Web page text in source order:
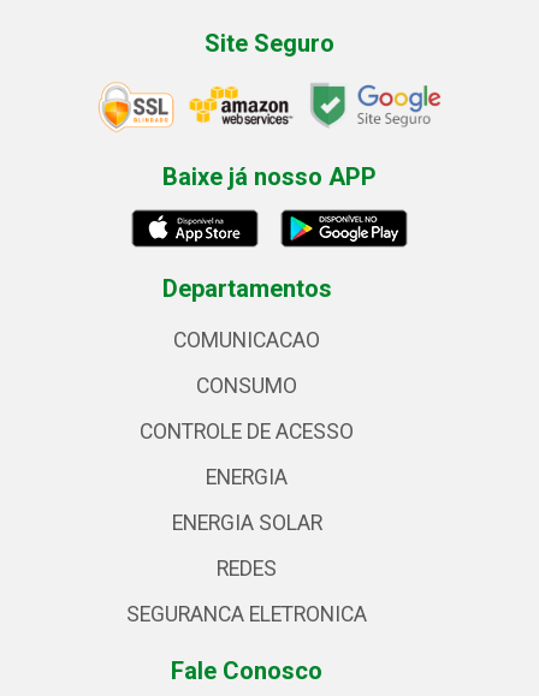
Site Seguro
Baixe já nosso APP
Departamentos
COMUNICACAO
CONSUMO
CONTROLE DE ACESSO
ENERGIA
ENERGIA SOLAR
REDES
SEGURANCA ELETRONICA
Fale Conosco